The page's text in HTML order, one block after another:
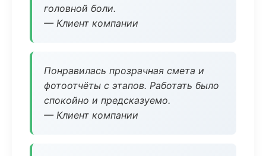
головной боли.
— Клиент компании
Понравилась прозрачная смета и
фотоотчёты с этапов. Работать было
спокойно и предсказуемо.
— Клиент компании